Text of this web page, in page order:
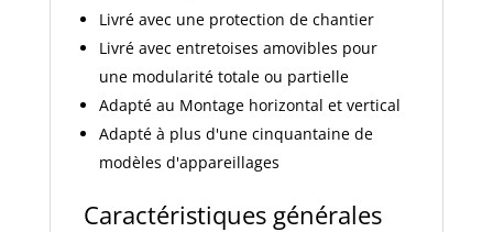
Livré avec une protection de chantier
Livré avec entretoises amovibles pour
une modularité totale ou partielle
Adapté au Montage horizontal et vertical
Adapté à plus d'une cinquantaine de
modèles d'appareillages
Caractéristiques générales